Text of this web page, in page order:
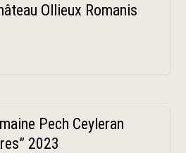
Ollieux Romanis
Pech Ceyleran
2023